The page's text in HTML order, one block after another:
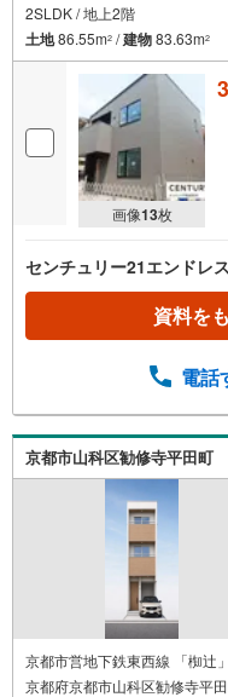
2SLDK / 地上2階
土地86.55m2 /建物83.63m2
画像13枚
センチュリー21エンドレ
資料を
電話
京都市山科区勧修寺平田町
京都市営地下鉄東西線 「椥辻
京都府京都市山科区勧修寺平